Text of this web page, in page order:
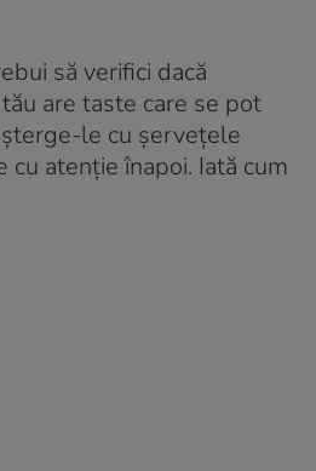
să verifici dacă
are taste care se pot
le cu șervețele
atenție înapoi. Iată cum